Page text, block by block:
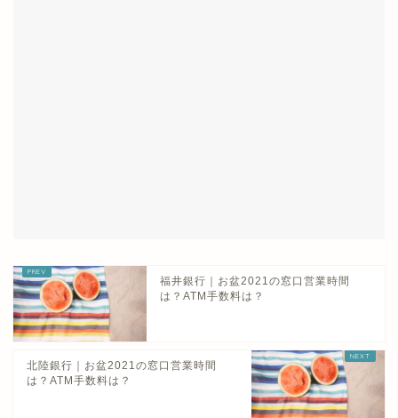
福井銀行｜お盆2021の窓口営業時間
は？ATM手数料は？
北陸銀行｜お盆2021の窓口営業時間
は？ATM手数料は？